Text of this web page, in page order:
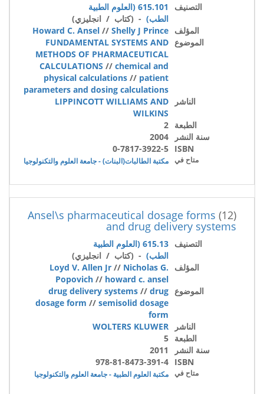
التصنيف
615.101 (العلوم الطبية
الطب) - (كتاب / انجليزي)
المؤلف
Howard C. Ansel // Shelly J Prince
الموضوع FUNDAMENTAL SYSTEMS AND
METHODS OF PHARMACEUTICAL
CALCULATIONS // chemical and
physical calculations // patient
parameters and dosing calculations
الناشر
LIPPINCOTT WILLIAMS AND
WILKINS
الطبعة 2
سنة النشر
2004
ISBN
0-7817-3922-5
متاح في مكتبة الطالبات(البنات) - جامعة العلوم والتكنولوجيا
(12)
Ansel\s pharmaceutical dosage forms
and drug delivery systems
التصنيف
615.13 (العلوم الطبية
الطب) - (كتاب / انجليزي)
المؤلف
Loyd V. Allen Jr // Nicholas G.
Popovich // howard c. ansel
الموضوع
drug delivery systems // drug
dosage form // semisolid dosage
form
الناشر
WOLTERS KLUWER
الطبعة 5
سنة النشر
2011
ISBN
978-81-8473-391-4
متاح في مكتبة العلوم الطبية - جامعة العلوم والتكنولوجيا